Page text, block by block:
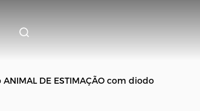
DE ESTIMAÇÃO com diodo